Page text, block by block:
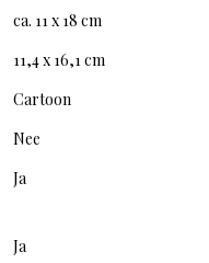
ca. 11 x 18 cm
11,4 x 16,1 cm
Cartoon
Nee
Ja
Ja